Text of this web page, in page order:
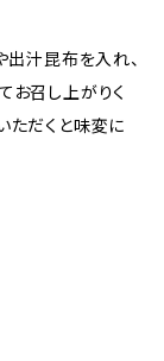
出汁昆布を入れ、
お召し上がりく
ただくと味変に